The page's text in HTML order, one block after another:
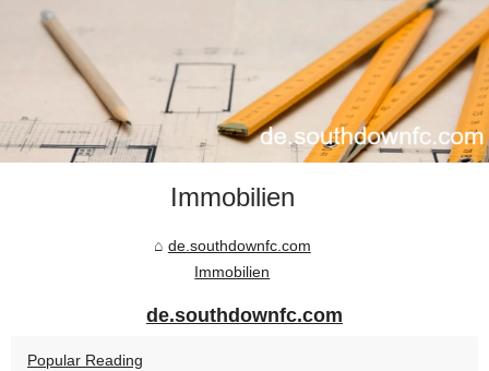
Immobilien
de.southdownfc.com
Immobilien
de.southdownfc.com
Popular Reading